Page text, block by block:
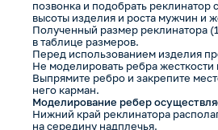
позвонка и подобрать
высоты изделия и роста мужчин и
Полученный размер реклинатора
в таблице размеров.
Перед использованием изделия
Не моделировать ребра жесткости
Выпрямите ребро и закрепите
него карман.
Моделирование ребер
Нижний край реклинатора
на середину надплечья.